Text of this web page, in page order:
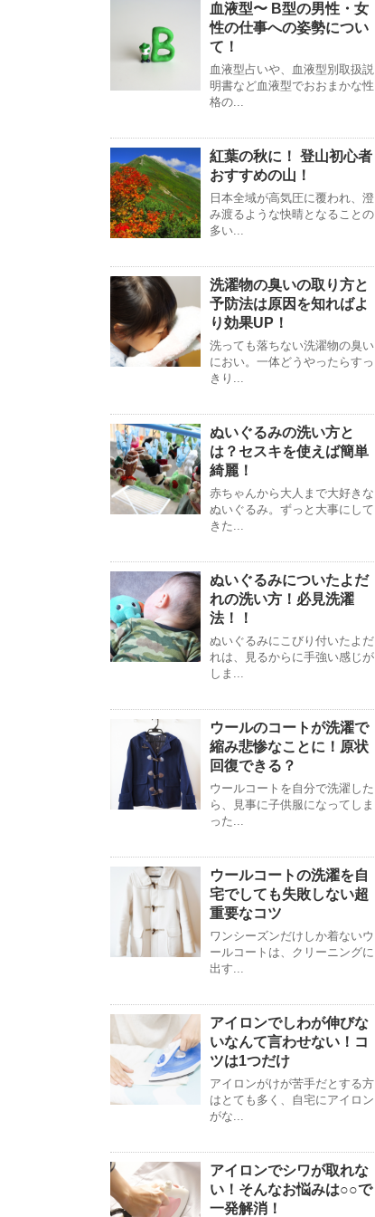
血液型〜 B型の男性・女
性の仕事への姿勢につい
て！
血液型占いや、血液型別取扱説
明書など血液型でおおまかな性
格の...
紅葉の秋に！ 登山初心者
おすすめの山！
日本全域が高気圧に覆われ、澄
み渡るような快晴となることの
多い...
洗濯物の臭いの取り方と
予防法は原因を知ればよ
り効果UP！
洗っても落ちない洗濯物の臭い
におい。一体どうやったらすっ
きり...
ぬいぐるみの洗い方と
は？セスキを使えば簡単
綺麗！
赤ちゃんから大人まで大好きな
ぬいぐるみ。ずっと大事にして
きた...
ぬいぐるみについたよだ
れの洗い方！必見洗濯
法！！
ぬいぐるみにこびり付いたよだ
れは、見るからに手強い感じが
しま...
ウールのコートが洗濯で
縮み悲惨なことに！原状
回復できる？
ウールコートを自分で洗濯した
ら、見事に子供服になってしま
った...
ウールコートの洗濯を自
宅でしても失敗しない超
重要なコツ
ワンシーズンだけしか着ないウ
ールコートは、クリーニングに
出す...
アイロンでしわが伸びな
いなんて言わせない！コ
ツは1つだけ
アイロンがけが苦手だとする方
はとても多く、自宅にアイロン
がな...
アイロンでシワが取れな
い！そんなお悩みは○○で
一発解消！